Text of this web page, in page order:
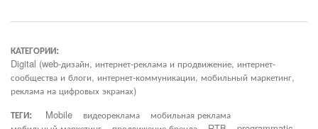
КАТЕГОРИИ:
Digital (web-дизайн, интернет-реклама и продвижение, интернет-
сообщества и блоги, интернет-коммуникации, мобильный маркетинг,
реклама на цифровых экранах)
ТЕГИ:
Mobile видеореклама
мобильная реклама